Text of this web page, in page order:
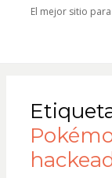
El mejor sitio